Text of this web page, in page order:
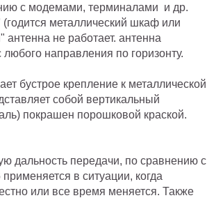
с модемами, терминалами и др.
металлический шкаф или
не работает. антенна
направления по горизонту.
бустрое крепление к металлической
собой вертикальный
покрашен порошковой краской.
дальность передачи, по сравнению с
в ситуации, когда
или все время меняется. Также